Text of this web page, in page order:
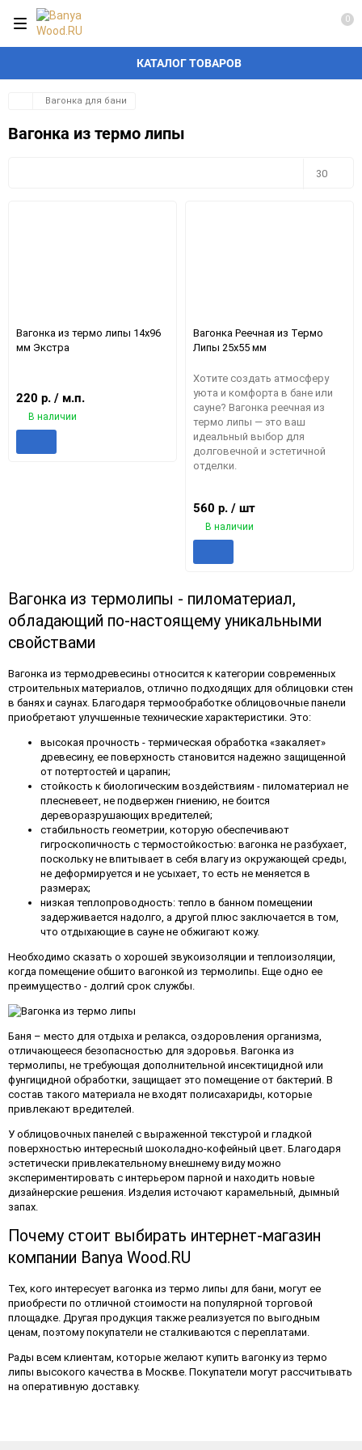
КАТАЛОГ ТОВАРОВ
0
Вагонка для бани
Вагонка из термо липы
30
Вагонка из термо липы 14x96
мм Экстра
220 р. / м.п.
В наличии
Добавить
сравнению
Вагонка Реечная из Термо
Липы 25х55 мм
Хотите создать атмосферу
уюта и комфорта в бане или
сауне? Вагонка реечная из
термо липы — это ваш
идеальный выбор для
долговечной и эстетичной
отделки.
560 р. / шт
В наличии
Вагонка из термолипы - пиломатериал,
обладающий по-настоящему уникальными
свойствами
Вагонка из термодревесины относится к категории современных
строительных материалов, отлично подходящих для облицовки стен
в банях и саунах. Благодаря термообработке облицовочные панели
приобретают улучшенные технические характеристики. Это:
высокая прочность - термическая обработка «закаляет»
древесину, ее поверхность становится надежно защищенной
от потертостей и царапин;
стойкость к биологическим воздействиям - пиломатериал не
плесневеет, не подвержен гниению, не боится
дереворазрушающих вредителей;
стабильность геометрии, которую обеспечивают
гигроскопичность с термостойкостью: вагонка не разбухает,
поскольку не впитывает в себя влагу из окружающей среды,
не деформируется и не усыхает, то есть не меняется в
размерах;
низкая теплопроводность: тепло в банном помещении
задерживается надолго, а другой плюс заключается в том,
что отдыхающие в сауне не обжигают кожу.
Необходимо сказать о хорошей звукоизоляции и теплоизоляции,
когда помещение обшито вагонкой из термолипы. Еще одно ее
преимущество - долгий срок службы.
Баня – место для отдыха и релакса, оздоровления организма,
отличающееся безопасностью для здоровья. Вагонка из
термолипы, не требующая дополнительной инсектицидной или
фунгицидной обработки, защищает это помещение от бактерий. В
состав такого материала не входят полисахариды, которые
привлекают вредителей.
У облицовочных панелей с выраженной текстурой и гладкой
поверхностью интересный шоколадно-кофейный цвет. Благодаря
эстетически привлекательному внешнему виду можно
экспериментировать с интерьером парной и находить новые
дизайнерские решения. Изделия источают карамельный, дымный
запах.
Почему стоит выбирать интернет-магазин
компании Banya Wood.RU
Тех, кого интересует вагонка из термо липы для бани, могут ее
приобрести по отличной стоимости на популярной торговой
площадке. Другая продукция также реализуется по выгодным
ценам, поэтому покупатели не сталкиваются с переплатами.
Рады всем клиентам, которые желают купить вагонку из термо
липы высокого качества в Москве. Покупатели могут рассчитывать
на оперативную доставку.